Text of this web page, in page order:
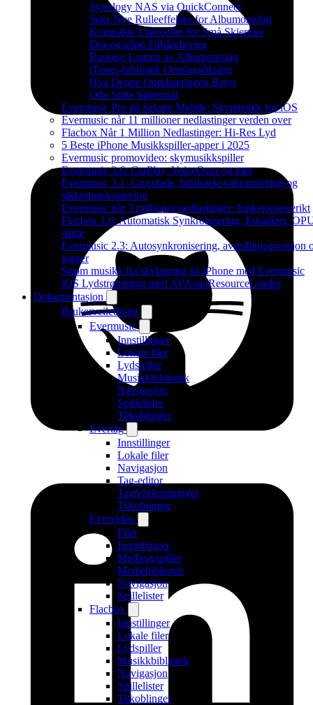
Synology NAS via QuickConnect
Seks Nye Rulleeffekter for Albumomslag
Kompakte Listeceller for Små Skjermer
Dra-og-slipp Filhåndtering
Raskere Lasting av Albumomslag
iTunes-bibliotek Omslagsfiksing
Hva Denne Oppdateringen Betyr
Ofte Stilte Spørsmål
Evermusic Pro på Setapp Mobile: Skymusikk for iOS
Evermusic når 11 millioner nedlastinger verden over
Flacbox Når 1 Million Nedlastinger: Hi-Res Lyd
5 Beste iPhone Musikkspiller-apper i 2025
Evermusic promovideo: skymusikkspiller
Evermusic 3.6: CarPlay, VoiceOver og mer
Evermusic 3.1: Crossfade, biblioteksynkronisering og
sikkerhetskopiering
Evermusic når 3 millioner nedlastinger: funksjonsoverikt
Flacbox 1.6: Automatisk Synkronisering, Equalizer,
støtte
Evermusic 2.3: Autosynkronisering, avspillingsposisjon
tagger
Strøm musikk fra skylagring på iPhone med Evermusic
iOS Lydstrømming med AVAssetResourceLoader
Dokumentasjon
Brukerveiledning
Evermusic
Innstillinger
Lokale filer
Lydspiller
Musikkbibliotek
Navigasjon
Spillelister
Tilkoblinger
Evertag
Innstillinger
Lokale filer
Navigasjon
Tag-editor
Tagfelttilordninger
Tilkoblinger
Evervideo
Filer
Innstillinger
Medieavspiller
Mediebibliotek
Navigasjon
Spillelister
Flacbox
Innstillinger
Lokale filer
Lydspiller
Musikkbibliotek
Navigasjon
Spillelister
Tilkoblinger